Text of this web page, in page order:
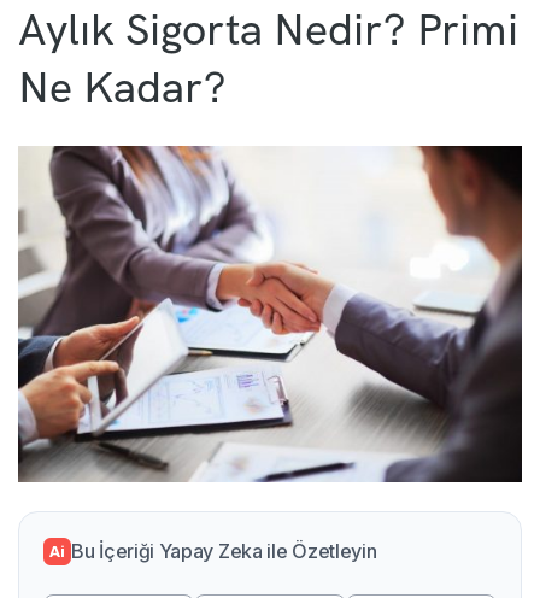
Aylık Sigorta Nedir? Primi
Ne Kadar?
Ai Bu İçeriği Yapay Zeka ile Özetleyin